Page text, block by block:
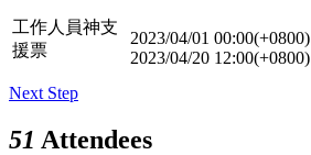
工作人員神支
援票
2023/04/01 00:00(+0800)
2023/04/20 12:00(+0800)
Next Step
51 Attendees